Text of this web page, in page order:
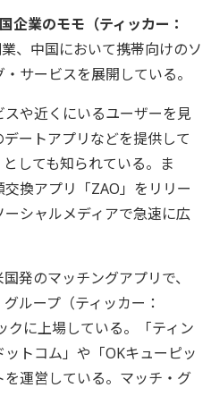
企業のモモ（ティッカー：
、中国において携帯向けのソ
サービスを展開している。
や近くにいるユーザーを見
ートアプリなどを提供して
しても知られている。ま
換アプリ「ZAO」をリリー
シャルメディアで急速に広
発のマッチングアプリで、
ループ（ティッカー：
に上場している。「ティン
トコム」や「OKキューピッ
運営している。マッチ・グ